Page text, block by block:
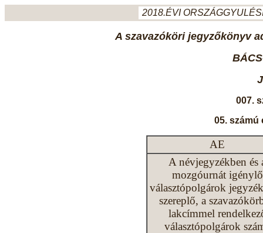
2018.ÉVI
A szavazóköri jegyzőkönyv
007.
05. számú
AE
A névjegyzékben és
mozgóurnát igénylő
választópolgárok
szereplő, a
lakcímmel
választópolgárok